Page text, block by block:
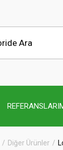
Diğer Ürünler